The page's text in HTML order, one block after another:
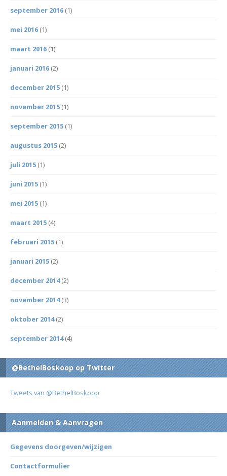
september 2016 (1)
mei 2016 (1)
maart 2016 (1)
januari 2016 (2)
december 2015 (1)
november 2015 (1)
september 2015 (1)
augustus 2015 (2)
juli 2015 (1)
juni 2015 (1)
mei 2015 (1)
maart 2015 (4)
februari 2015 (1)
januari 2015 (2)
december 2014(2)
november 2014(3)
oktober 2014(2)
september 2014(4)
@BethelBoskoop op Twitter
Tweets van @BethelBoskoop
Aanmelden & Aanvragen
Gegevens doorgeven/wijzigen
Contactformulier